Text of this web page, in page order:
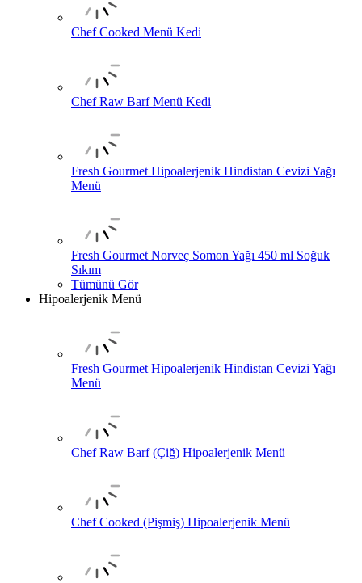
Chef Cooked Menü Kedi
Chef Raw Barf Menü Kedi
Fresh Gourmet Hipoalerjenik Hindistan Cevizi Yağı
Menü
Fresh Gourmet Norveç Somon Yağı 450 ml Soğuk
Sıkım
Tümünü Gör
Hipoalerjenik Menü
Fresh Gourmet Hipoalerjenik Hindistan Cevizi Yağı
Menü
Chef Raw Barf (Çiğ) Hipoalerjenik Menü
Chef Cooked (Pişmiş) Hipoalerjenik Menü